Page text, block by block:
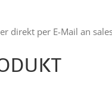
direkt per E-Mail an